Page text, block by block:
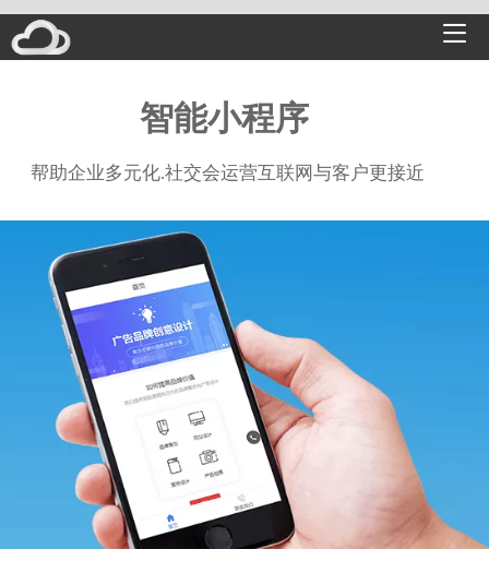
智能小程序
帮助企业多元化.社交会运营互联网与客户更接近